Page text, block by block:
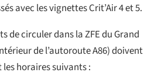
avec les vignettes Crit’Air 4 et 5.
de circuler dans la ZFE du Grand
de l’autoroute A86) doivent
horaires suivants :